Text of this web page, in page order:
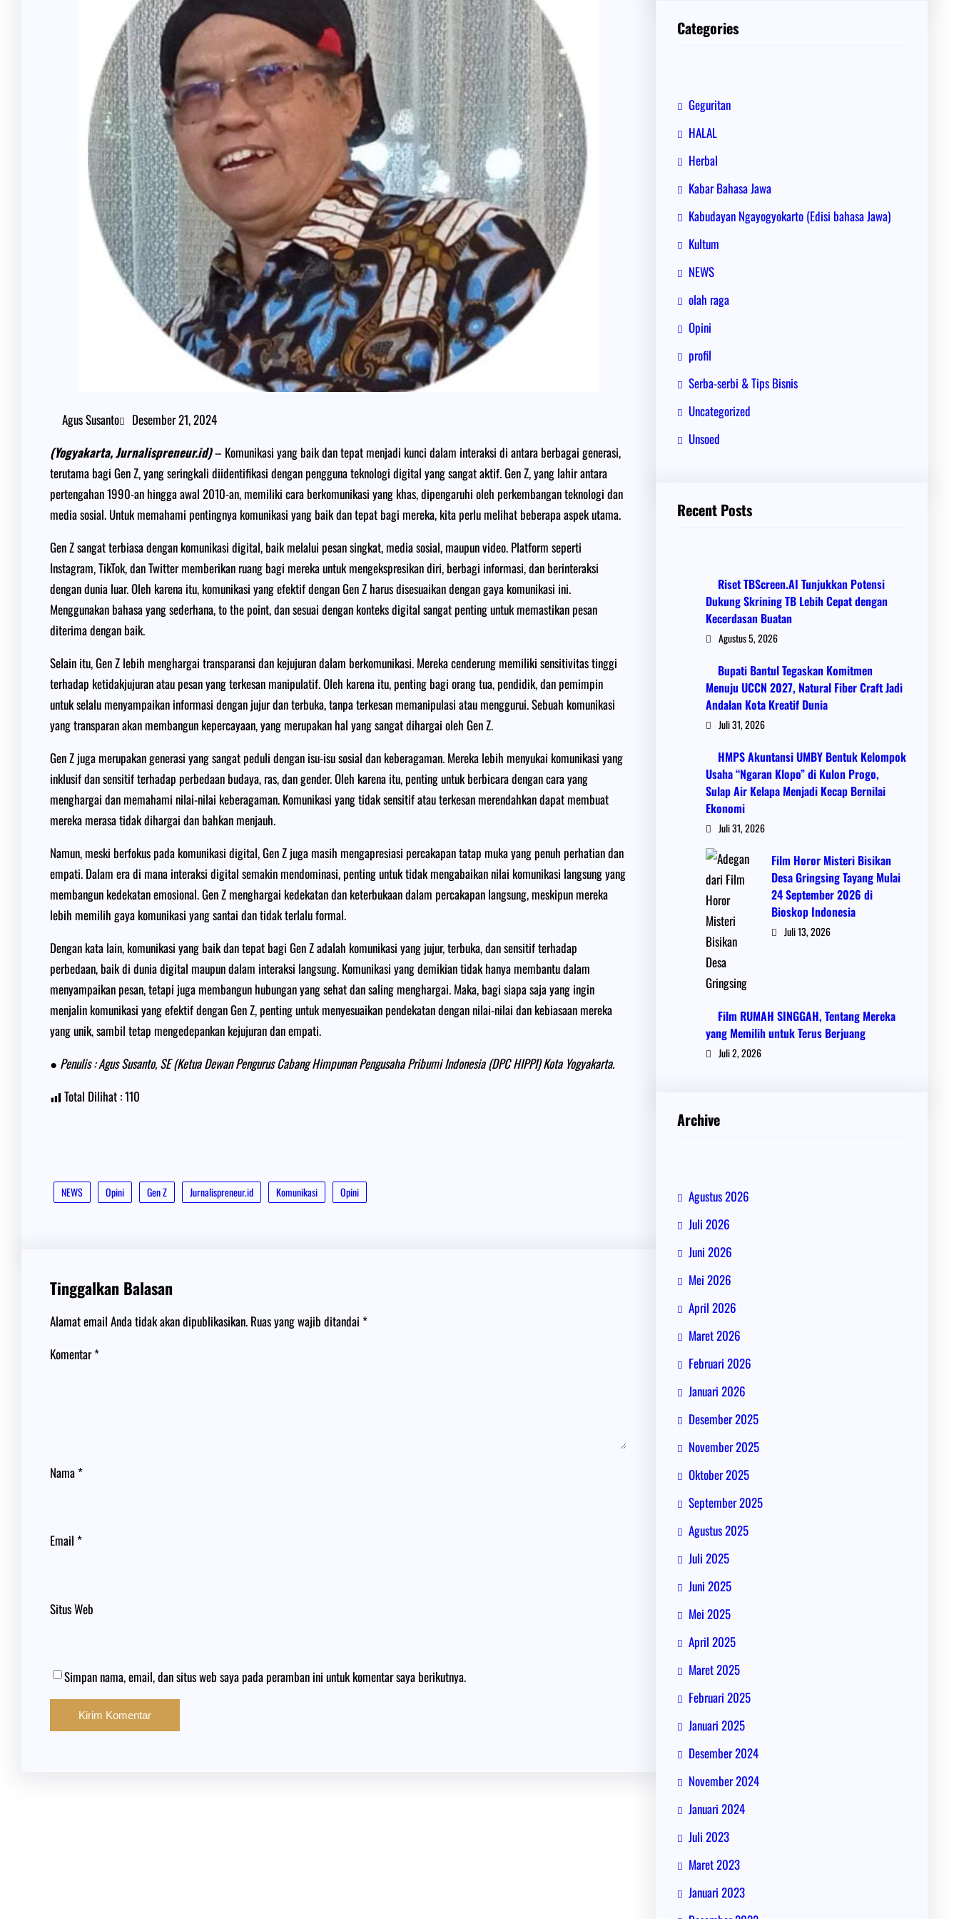
Agus Susanto
Desember 21, 2024
(Yogyakarta, Jurnalispreneur.id)– Komunikasi yang baik dan tepat menjadi kunci dalam interaksi di antara berbagai generasi,
terutama bagi Gen Z, yang seringkali diidentifikasi dengan pengguna teknologi digital yang sangat aktif. Gen Z, yang lahir antara
pertengahan 1990-an hingga awal 2010-an, memiliki cara berkomunikasi yang khas, dipengaruhi oleh perkembangan teknologi dan
media sosial. Untuk memahami pentingnya komunikasi yang baik dan tepat bagi mereka, kita perlu melihat beberapa aspek utama.
Gen Z sangat terbiasa dengan komunikasi digital, baik melalui pesan singkat, media sosial, maupun video. Platform seperti
Instagram, TikTok, dan Twitter memberikan ruang bagi mereka untuk mengekspresikan diri, berbagi informasi, dan berinteraksi
dengan dunia luar. Oleh karena itu, komunikasi yang efektif dengan Gen Z harus disesuaikan dengan gaya komunikasi ini.
Menggunakan bahasa yang sederhana, to the point, dan sesuai dengan konteks digital sangat penting untuk memastikan pesan
diterima dengan baik.
Selain itu, Gen Z lebih menghargai transparansi dan kejujuran dalam berkomunikasi. Mereka cenderung memiliki sensitivitas tinggi
terhadap ketidakjujuran atau pesan yang terkesan manipulatif. Oleh karena itu, penting bagi orang tua, pendidik, dan pemimpin
untuk selalu menyampaikan informasi dengan jujur dan terbuka, tanpa terkesan memanipulasi atau menggurui. Sebuah komunikasi
yang transparan akan membangun kepercayaan, yang merupakan hal yang sangat dihargai oleh Gen Z.
Gen Z juga merupakan generasi yang sangat peduli dengan isu-isu sosial dan keberagaman. Mereka lebih menyukai komunikasi yang
inklusif dan sensitif terhadap perbedaan budaya, ras, dan gender. Oleh karena itu, penting untuk berbicara dengan cara yang
menghargai dan memahami nilai-nilai keberagaman. Komunikasi yang tidak sensitif atau terkesan merendahkan dapat membuat
mereka merasa tidak dihargai dan bahkan menjauh.
Namun, meski berfokus pada komunikasi digital, Gen Z juga masih mengapresiasi percakapan tatap muka yang penuh perhatian dan
empati. Dalam era di mana interaksi digital semakin mendominasi, penting untuk tidak mengabaikan nilai komunikasi langsung yang
membangun kedekatan emosional. Gen Z menghargai kedekatan dan keterbukaan dalam percakapan langsung, meskipun mereka
lebih memilih gaya komunikasi yang santai dan tidak terlalu formal.
Dengan kata lain, komunikasi yang baik dan tepat bagi Gen Z adalah komunikasi yang jujur, terbuka, dan sensitif terhadap
perbedaan, baik di dunia digital maupun dalam interaksi langsung. Komunikasi yang demikian tidak hanya membantu dalam
menyampaikan pesan, tetapi juga membangun hubungan yang sehat dan saling menghargai. Maka, bagi siapa saja yang ingin
menjalin komunikasi yang efektif dengan Gen Z, penting untuk menyesuaikan pendekatan dengan nilai-nilai dan kebiasaan mereka
yang unik, sambil tetap mengedepankan kejujuran dan empati.
● Penulis : Agus Susanto, SE (Ketua Dewan Pengurus Cabang Himpunan Pengusaha Pribumi Indonesia (DPC HIPPI) Kota Yogyakarta.
Total Dilihat :110
NEWS Opini Gen Z Jurnalispreneur.id Komunikasi Opini
Tinggalkan Balasan
Alamat email Anda tidak akan dipublikasikan. Ruas yang wajib ditandai *
Komentar*
Nama *
Email *
Situs Web
Simpan nama, email, dan situs web saya pada peramban ini untuk komentar saya berikutnya.
Categories
Geguritan
HALAL
Herbal
Kabar Bahasa Jawa
Kabudayan Ngayogyokarto (Edisi bahasa Jawa)
Kultum
NEWS
olah raga
Opini
profil
Serba-serbi & Tips Bisnis
Uncategorized
Unsoed
Recent Posts
Riset TBScreen.AI Tunjukkan Potensi
Dukung Skrining TB Lebih Cepat dengan
Kecerdasan Buatan
Agustus 5, 2026
Bupati Bantul Tegaskan Komitmen
Menuju UCCN 2027, Natural Fiber Craft Jadi
Andalan Kota Kreatif Dunia
Juli 31, 2026
HMPS Akuntansi UMBY Bentuk Kelompok
Usaha “Ngaran Klopo” di Kulon Progo,
Sulap Air Kelapa Menjadi Kecap Bernilai
Ekonomi
Juli 31, 2026
Film Horor Misteri Bisikan
Desa Gringsing Tayang Mulai
24 September 2026 di
Bioskop Indonesia
Juli 13, 2026
Film RUMAH SINGGAH, Tentang Mereka
yang Memilih untuk Terus Berjuang
Juli 2, 2026
Archive
Agustus 2026
Juli 2026
Juni 2026
Mei 2026
April 2026
Maret 2026
Februari 2026
Januari 2026
Desember 2025
November 2025
Oktober 2025
September 2025
Agustus 2025
Juli 2025
Juni 2025
Mei 2025
April 2025
Maret 2025
Februari 2025
Januari 2025
Desember 2024
November 2024
Januari 2024
Juli 2023
Maret 2023
Januari 2023